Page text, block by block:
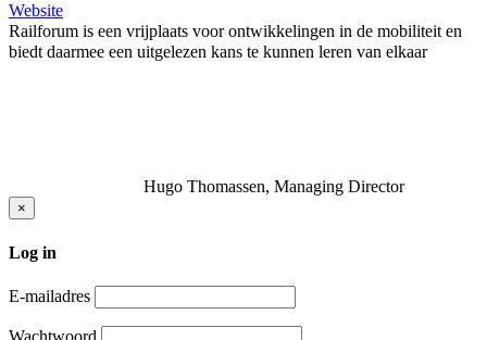
Website
Railforum is een vrijplaats voor ontwikkelingen in de mobiliteit en
biedt daarmee een uitgelezen kans te kunnen leren van elkaar
Hugo Thomassen, Managing Director
×
Log in
E-mailadres
Wachtwoord